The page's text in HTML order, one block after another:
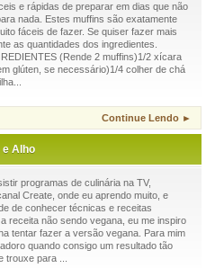
e rápidas de preparar em dias que não
nada. Estes muffins são exatamente
fáceis de fazer. Se quiser fazer mais
as quantidades dos ingredientes.
(Rende 2 muffins)1/2 xícara
glúten, se necessário)1/4 colher de chá
Continue Lendo ►
e Alho
programas de culinária na TV,
Create, onde eu aprendo muito, e
de conhecer técnicas e receitas
receita não sendo vegana, eu me inspiro
tentar fazer a versão vegana. Para mim
quando consigo um resultado tão
trouxe para ...